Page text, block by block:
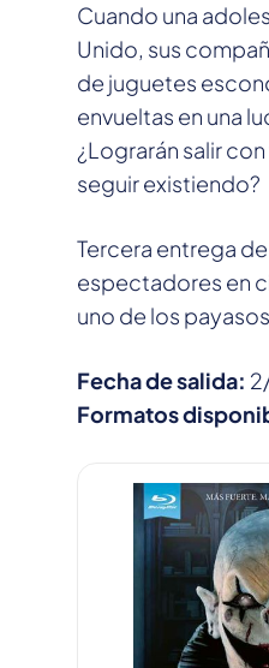
Cuando una
Unido, sus
de juguetes
envueltas en una
¿Lograrán salir
seguir existiendo?
Tercera entrega
espectadores en
uno de los
Fecha de salida:
Formatos